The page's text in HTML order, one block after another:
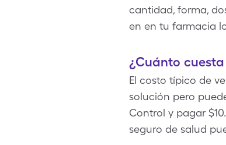
cantidad, forma,
en en tu farmacia
¿Cuánto
El costo típico de
solución pero
Control y pagar
seguro de salud